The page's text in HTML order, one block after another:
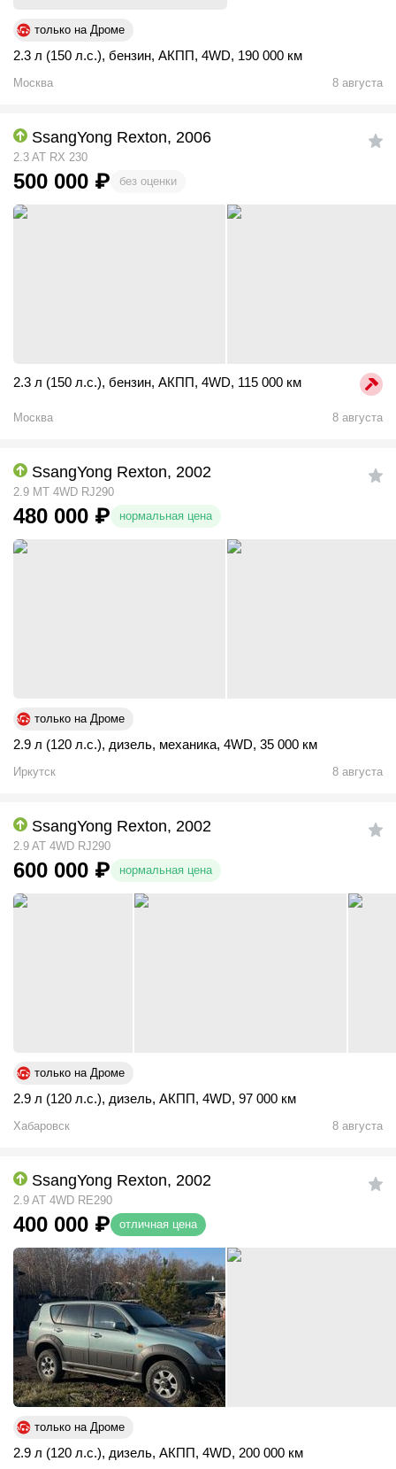
только на Дроме
2.3 л (150 л.с.), бензин, АКПП, 4WD, 190 000 км
Москва 8 августа
SsangYong Rexton, 2006
2.3 AT RX 230
500 000 ₽ без оценки
2.3 л (150 л.с.), бензин, АКПП, 4WD, 115 000 км
Москва 8 августа
SsangYong Rexton, 2002
2.9 MT 4WD RJ290
480 000 ₽ нормальная цена
только на Дроме
2.9 л (120 л.с.), дизель, механика, 4WD, 35 000 км
Иркутск 8 августа
SsangYong Rexton, 2002
2.9 AT 4WD RJ290
600 000 ₽ нормальная цена
только на Дроме
2.9 л (120 л.с.), дизель, АКПП, 4WD, 97 000 км
Хабаровск 8 августа
SsangYong Rexton, 2002
2.9 AT 4WD RE290
400 000 ₽ отличная цена
только на Дроме
2.9 л (120 л.с.), дизель, АКПП, 4WD, 200 000 км